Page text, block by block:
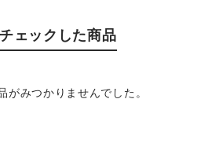
ェックした商品
がみつかりませんでした。